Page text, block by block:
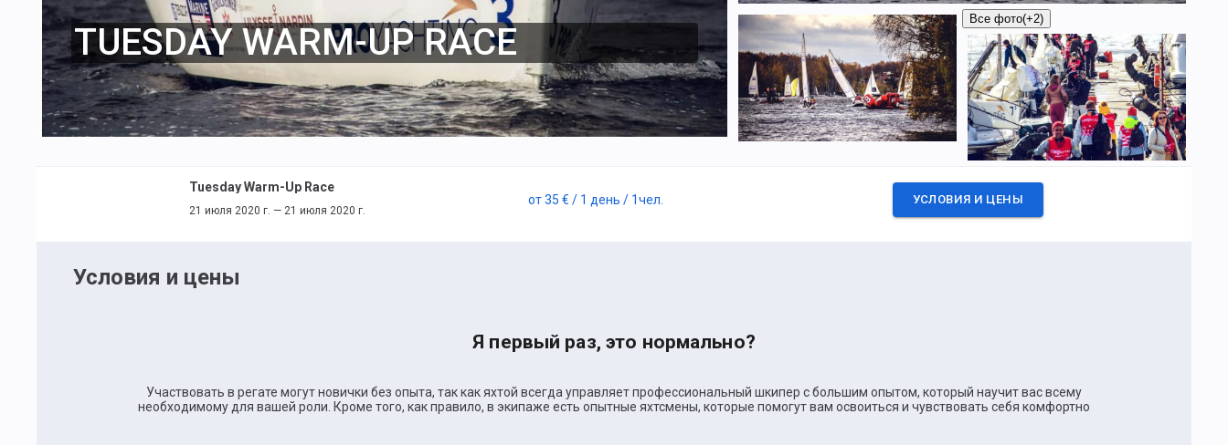
TUESDAY WARM-UP RACE
Все фото(+2)
Tuesday Warm-Up Race
21 июля 2020 г. — 21 июля 2020 г.
от35 € / 1 день / 1чел. УСЛОВИЯ И ЦЕНЫ
Условия и цены
Я первый раз, это нормально?
Участвовать в регате могут новички без опыта, так как яхтой всегда управляет профессиональный шкипер с большим опытом, который научит вас всему
необходимому для вашей роли. Кроме того, как правило, в экипаже есть опытные яхтсмены, которые помогут вам освоиться и чувствовать себя комфортно